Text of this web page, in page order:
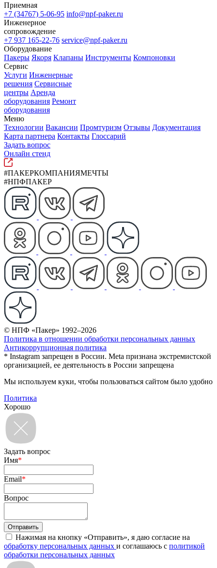
Приемная
+7 (34767) 5-06-95 info@npf-paker.ru
Инженерное
сопровождение
+7 937 165-22-76 service@npf-paker.ru
Оборудование
Пакеры Якоря Клапаны Инструменты Компоновки
Сервис
Услуги Инженерные
решения Сервисные
центры Аренда
оборудования Ремонт
оборудования
Меню
Технологии Вакансии Промтуризм Отзывы Документация
Карта партнера Контакты Глоссарий
Задать вопрос
Онлайн стенд
#ПАКЕРКОМПАНИЯМЕЧТЫ
#НПФПАКЕР
© НПФ «Пакер» 1992–2026
Политика в отношении обработки персональных данных
Антикоррупционная политика
* Instagram запрещен в России. Meta признана экстремистской
организацией, ее деятельность в России запрещена
Мы используем куки, чтобы пользоваться сайтом было удобно
Политика
Хорошо
Задать вопрос
Имя*
Email*
Вопрос
Нажимая на кнопку «Отправить», я даю согласие на
обработку персональных данных и соглашаюсь с политикой
обработки персональных данных